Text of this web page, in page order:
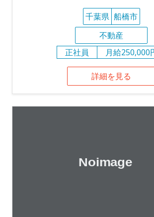
千葉県 船橋市
不動産
正社員
月給250,000
詳細を見る